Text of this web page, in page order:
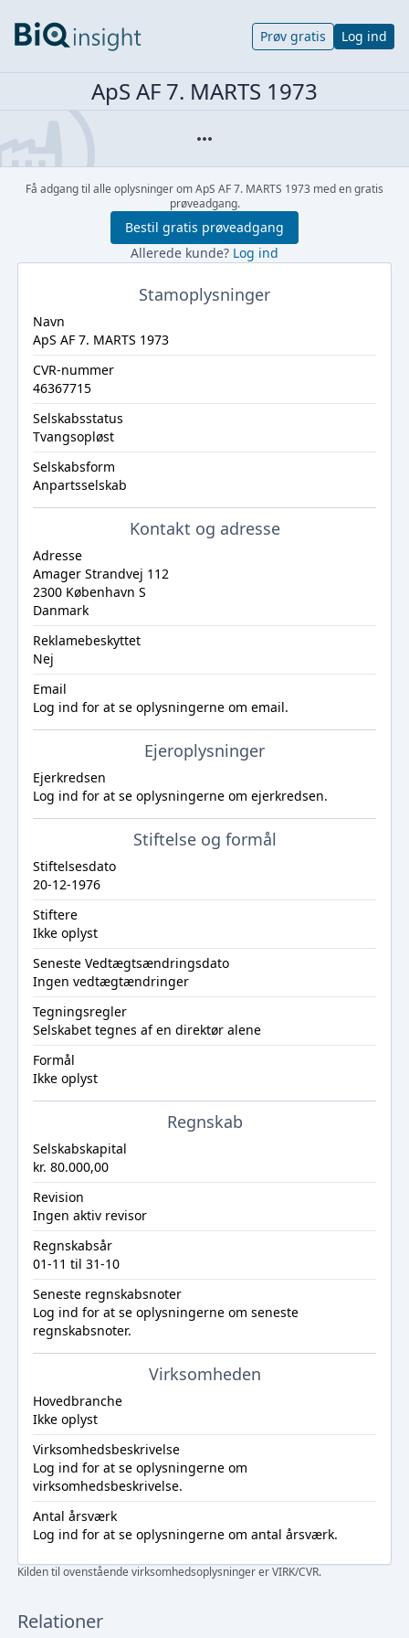
Prøv gratis Log ind
ApS AF 7. MARTS 1973
Få adgang til alle oplysninger om ApS AF 7. MARTS 1973 med en gratis
prøveadgang.
Bestil gratis prøveadgang
Allerede kunde? Log ind
Stamoplysninger
Navn
ApS AF 7. MARTS 1973
CVR-nummer
46367715
Selskabsstatus
Tvangsopløst
Selskabsform
Anpartsselskab
Kontakt og adresse
Adresse
Amager Strandvej 112
2300 København S
Danmark
Reklamebeskyttet
Nej
Email
Log ind for at se oplysningerne om email.
Ejeroplysninger
Ejerkredsen
Log ind for at se oplysningerne om ejerkredsen.
Stiftelse og formål
Stiftelsesdato
20-12-1976
Stiftere
Ikke oplyst
Seneste Vedtægtsændringsdato
Ingen vedtægtændringer
Tegningsregler
Selskabet tegnes af en direktør alene
Formål
Ikke oplyst
Regnskab
Selskabskapital
kr. 80.000,00
Revision
Ingen aktiv revisor
Regnskabsår
01-11 til 31-10
Seneste regnskabsnoter
Log ind for at se oplysningerne om seneste
regnskabsnoter.
Virksomheden
Hovedbranche
Ikke oplyst
Virksomhedsbeskrivelse
Log ind for at se oplysningerne om
virksomhedsbeskrivelse.
Antal årsværk
Log ind for at se oplysningerne om antal årsværk.
Kilden til ovenstående virksomhedsoplysninger er VIRK/CVR.
Relationer